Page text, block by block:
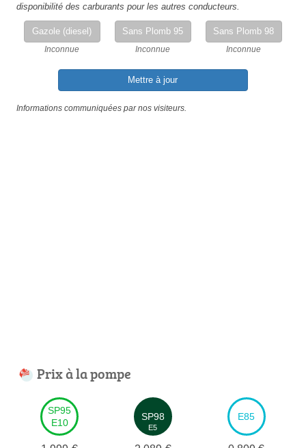
disponibilité des carburants pour les autres conducteurs.
Gazole (diesel)
Inconnue
Sans Plomb 95
Inconnue
Sans Plomb 98
Inconnue
Mettre à jour
Informations communiquées par nos visiteurs.
Prix à la pompe
SP95
E10
SP98
E5
E85